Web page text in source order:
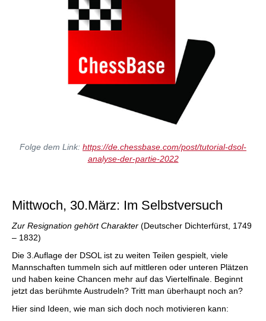
Folge dem Link: https://de.chessbase.com/post/tutorial-dsol-
analyse-der-partie-2022
Mittwoch, 30.März: Im Selbstversuch
Zur Resignation gehört Charakter (Deutscher Dichterfürst, 1749
– 1832)
Die 3.Auflage der DSOL ist zu weiten Teilen gespielt, viele
Mannschaften tummeln sich auf mittleren oder unteren Plätzen
und haben keine Chancen mehr auf das Viertelfinale. Beginnt
jetzt das berühmte Austrudeln? Tritt man überhaupt noch an?
Hier sind Ideen, wie man sich doch noch motivieren kann: